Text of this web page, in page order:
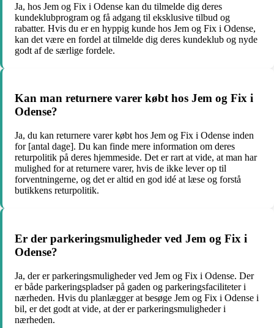
Ja, hos Jem og Fix i Odense kan du tilmelde dig deres
kundeklubprogram og få adgang til eksklusive tilbud og
rabatter. Hvis du er en hyppig kunde hos Jem og Fix i Odense,
kan det være en fordel at tilmelde dig deres kundeklub og nyde
godt af de særlige fordele.
Kan man returnere varer købt hos Jem og Fix i
Odense?
Ja, du kan returnere varer købt hos Jem og Fix i Odense inden
for [antal dage]. Du kan finde mere information om deres
returpolitik på deres hjemmeside. Det er rart at vide, at man har
mulighed for at returnere varer, hvis de ikke lever op til
forventningerne, og det er altid en god idé at læse og forstå
butikkens returpolitik.
Er der parkeringsmuligheder ved Jem og Fix i
Odense?
Ja, der er parkeringsmuligheder ved Jem og Fix i Odense. Der
er både parkeringspladser på gaden og parkeringsfaciliteter i
nærheden. Hvis du planlægger at besøge Jem og Fix i Odense i
bil, er det godt at vide, at der er parkeringsmuligheder i
nærheden.